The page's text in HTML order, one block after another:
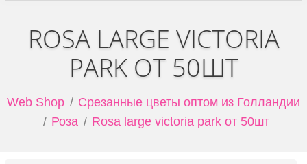
ROSA LARGE VICTORIA
PARK ОТ 50ШТ
Web Shop
Срезанные цветы оптом из Голландии
Роза
Rosa large victoria park от 50шт